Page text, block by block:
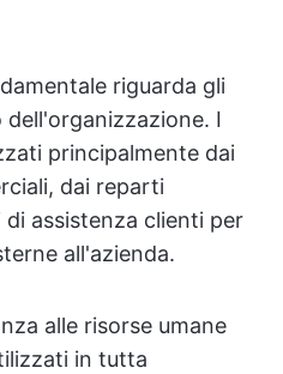
riguarda gli
I
principalmente dai
dai reparti
assistenza clienti per
all'azienda.
alle risorse umane
in tutta